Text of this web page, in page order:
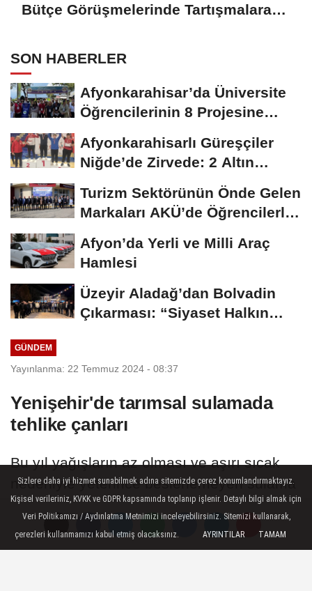
Bütçe Görüşmelerinde Tartışmalara
SON HABERLER
Afyonkarahisar’da Üniversite
Öğrencilerinin 8 Projesine
Afyonkarahisarlı Güreşçiler
Niğde’de Zirvede: 2 Altın
Turizm Sektörünün Önde Gelen
Markaları AKÜ’de Öğrencilerle
Afyon’da Yerli ve Milli Araç
Hamlesi
Üzeyir Aladağ’dan Bolvadin
Çıkarması: “Siyaset Halkın
GÜNDEM
Yayınlanma: 22 Temmuz 2024 - 08:37
Yenişehir'de tarımsal sulamada
tehlike çanları
Bu yıl yağışların az olması ve aşırı sıcak
nedeniyle yeterince beslenemeyen sulama
göletlerinin bazılarında su seviyesi yüzde
20’lere kadar geriledi
Sizlere daha iyi hizmet sunabilmek adına sitemizde çerez konumlandırmaktayız.
Kişisel verileriniz, KVKK ve GDPR kapsamında toplanıp işlenir. Detaylı bilgi almak için
Veri Politikamızı / Aydınlatma Metnimizi inceleyebilirsiniz. Sitemizi kullanarak,
çerezleri kullanmamızı kabul etmiş olacaksınız.
AYRINTILAR TAMAM